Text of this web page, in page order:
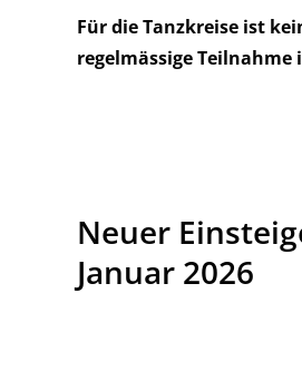
Für die Tanzkreise ist
regelmässige Teilnahme
Neuer
Januar 2026